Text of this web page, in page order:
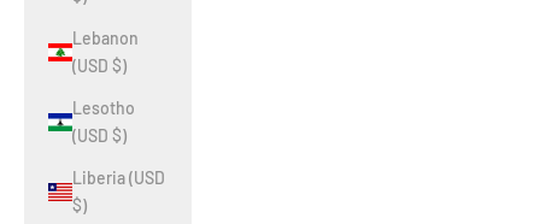
Lebanon
(USD $)
Lesotho
(USD $)
Liberia (USD
$)